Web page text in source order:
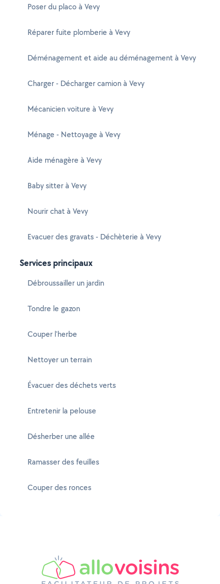
Poser du placo à Vevy
Réparer fuite plomberie à Vevy
Déménagement et aide au déménagement à Vevy
Charger - Décharger camion à Vevy
Mécanicien voiture à Vevy
Ménage - Nettoyage à Vevy
Aide ménagère à Vevy
Baby sitter à Vevy
Nourir chat à Vevy
Evacuer des gravats - Déchèterie à Vevy
Services principaux
Débroussailler un jardin
Tondre le gazon
Couper l'herbe
Nettoyer un terrain
Évacuer des déchets verts
Entretenir la pelouse
Désherber une allée
Ramasser des feuilles
Couper des ronces